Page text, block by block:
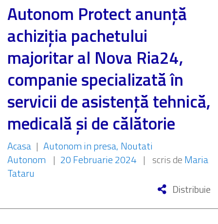
Autonom Protect anunță
achiziția pachetului
majoritar al Nova Ria24,
companie specializată în
servicii de asistență tehnică,
medicală și de călătorie
Acasa | Autonom in presa Noutati
Autonom | 20 Februarie 2024 | scris deMaria
Tataru
Distribuie